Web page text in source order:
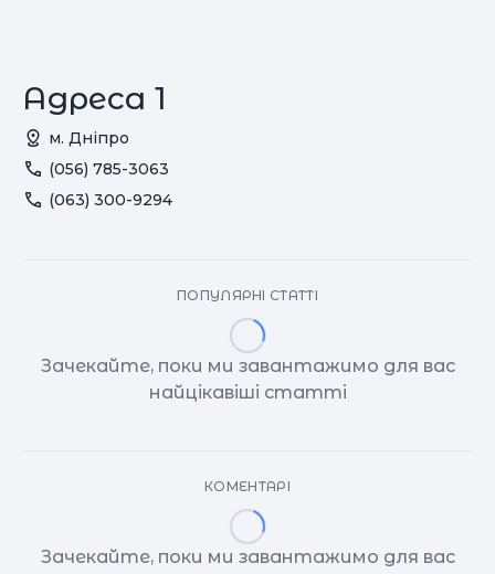
Адреса 1
м. Дніпро
(056) 785-3063
(063) 300-9294
ПОПУЛЯРНІ СТАТТІ
Зачекайте, поки ми завантажимо для вас
найцікавіші статті
КОМЕНТАРІ
Зачекайте, поки ми завантажимо для вас